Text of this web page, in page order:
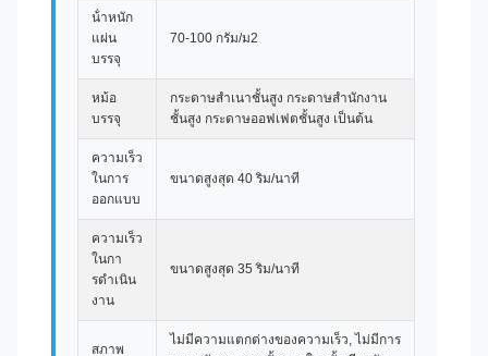
น้ําหนัก
แผ่น
บรรจุ
70-100 กรัม/ม2
หม้อ
บรรจุ
กระดาษสําเนาชั้นสูง กระดาษสํานักงาน
ชั้นสูง กระดาษออฟเฟตชั้นสูง เป็นต้น
ความเร็ว
ในการ
ออกแบบ
ขนาดสูงสุด 40 ริม/นาที
ความเร็ว
ในกา
รดําเนิน
งาน
ขนาดสูงสุด 35 ริม/นาที
สภาพ
ไม่มีความแตกต่างของความเร็ว, ไม่มีการ